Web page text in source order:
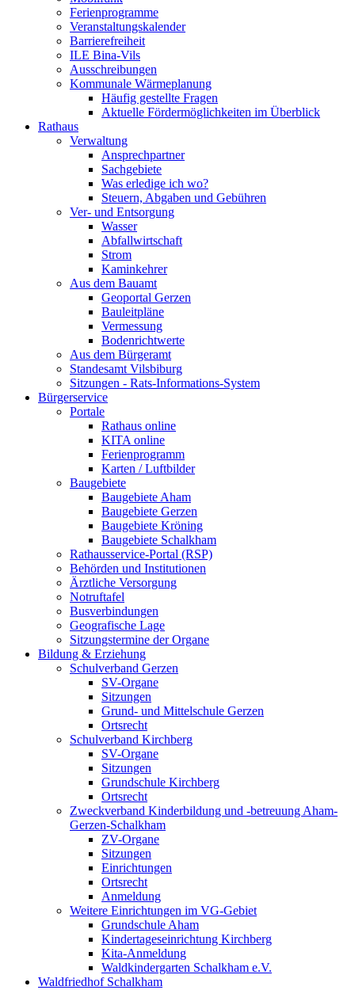
Ferienprogramme
Veranstaltungskalender
Barrierefreiheit
ILE Bina-Vils
Ausschreibungen
Kommunale Wärmeplanung
Häufig gestellte Fragen
Aktuelle Fördermöglichkeiten im Überblick
Rathaus
Verwaltung
Ansprechpartner
Sachgebiete
Was erledige ich wo?
Steuern, Abgaben und Gebühren
Ver- und Entsorgung
Wasser
Abfallwirtschaft
Strom
Kaminkehrer
Aus dem Bauamt
Geoportal Gerzen
Bauleitpläne
Vermessung
Bodenrichtwerte
Aus dem Bürgeramt
Standesamt Vilsbiburg
Sitzungen - Rats-Informations-System
Bürgerservice
Portale
Rathaus online
KITA online
Ferienprogramm
Karten / Luftbilder
Baugebiete
Baugebiete Aham
Baugebiete Gerzen
Baugebiete Kröning
Baugebiete Schalkham
Rathausservice-Portal (RSP)
Behörden und Institutionen
Ärztliche Versorgung
Notruftafel
Busverbindungen
Geografische Lage
Sitzungstermine der Organe
Bildung & Erziehung
Schulverband Gerzen
SV-Organe
Sitzungen
Grund- und Mittelschule Gerzen
Ortsrecht
Schulverband Kirchberg
SV-Organe
Sitzungen
Grundschule Kirchberg
Ortsrecht
Zweckverband Kinderbildung und -betreuung Aham-
Gerzen-Schalkham
ZV-Organe
Sitzungen
Einrichtungen
Ortsrecht
Anmeldung
Weitere Einrichtungen im VG-Gebiet
Grundschule Aham
Kindertageseinrichtung Kirchberg
Kita-Anmeldung
Waldkindergarten Schalkham e.V.
Waldfriedhof Schalkham